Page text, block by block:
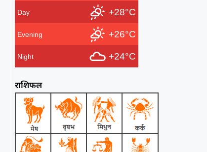
Day +28°C
Evening +26°C
Night +24°C
राशिफल